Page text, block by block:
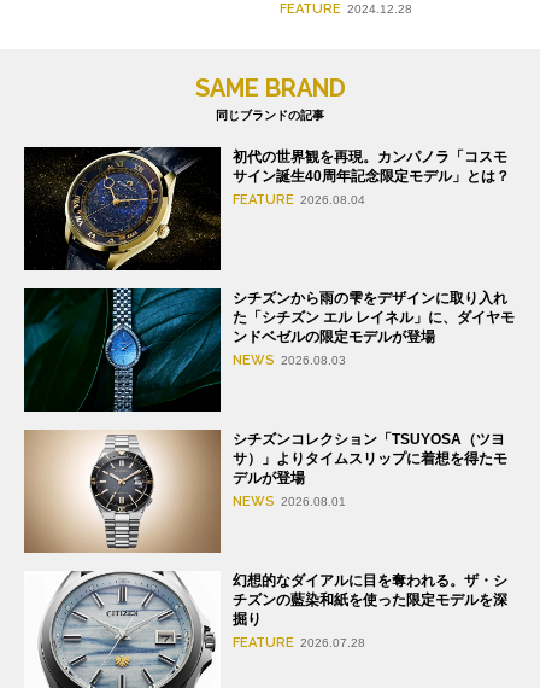
FEATURE 2024.12.28
SAME BRAND
同じブランドの記事
初代の世界観を再現。カンパノラ「コスモ
サイン誕生40周年記念限定モデル」とは？
FEATURE 2026.08.04
シチズンから雨の雫をデザインに取り入れ
た「シチズン エル レイネル」に、ダイヤモ
ンドベゼルの限定モデルが登場
NEWS 2026.08.03
シチズンコレクション「TSUYOSA（ツヨ
サ）」よりタイムスリップに着想を得たモ
デルが登場
NEWS 2026.08.01
幻想的なダイアルに目を奪われる。ザ・シ
チズンの藍染和紙を使った限定モデルを深
掘り
FEATURE 2026.07.28